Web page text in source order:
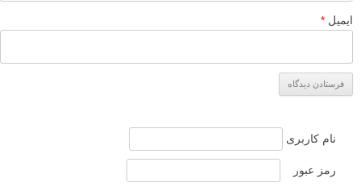
ایمیل *
نام کاربری
رمز عبور